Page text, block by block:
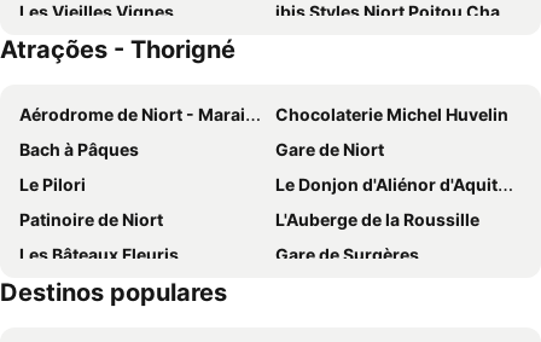
Les Vieilles Vignes
ibis Styles Niort Poitou Charentes
So'Lodge Niort A83
Brit Hotel du Parc
Colette Hôtel
Hôtel de La Marmotte
Domaine du Griffier
Hôtel du Moulin
Agape Hotel Niort- Bessines
Atrações - Thorigné
Aérodrome de Niort - Marais Poitevin
Chocolaterie Michel Huvelin
Bach à Pâques
Gare de Niort
Le Pilori
Le Donjon d'Aliénor d'Aquitaine
Patinoire de Niort
L'Auberge de la Roussille
Les Bâteaux Fleuris
Gare de Surgères
Marché sur l'eau
Destinos populares